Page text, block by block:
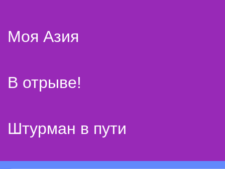
Моя Азия
В отрыве!
Штурман в пути